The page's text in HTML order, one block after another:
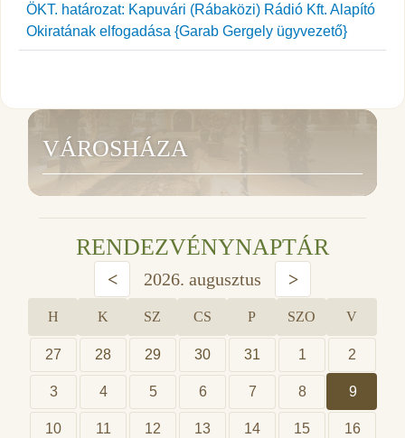
ÖKT. határozat: Kapuvári (Rábaközi) Rádió Kft. Alapító
Okiratának elfogadása {Garab Gergely ügyvezető}
VÁROSHÁZA
RENDEZVÉNYNAPTÁR
< 2026. augusztus >
H K SZ CS P SZO V
27 28 29 30 31 1 2
3 4 5 6 7 8 9
10 11 12 13 14 15 16